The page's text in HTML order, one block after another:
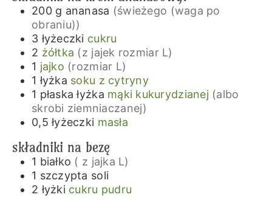
200 g ananasa (świeżego (waga po
obraniu))
3 łyżeczki cukru
2 żółtka (z jajek rozmiar L)
1 jajko (rozmiar L)
1 łyżka soku z cytryny
1 płaska łyżka mąki kukurydzianej (albo
skrobi ziemniaczanej)
0,5 łyżeczki masła
składniki na bezę
1 białko ( z jajka L)
1 szczypta soli
2 łyżki cukru pudru